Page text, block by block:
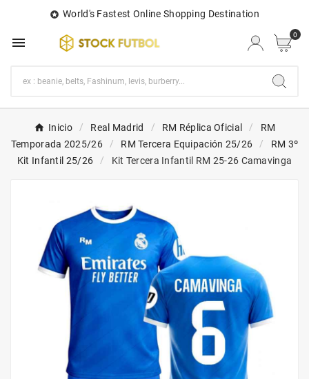
 World's Fastest Online Shopping Destination
 0
Inicio Real Madrid RM Réplica Oficial
RM
Temporada 2025/26
RM Tercera Equipación 25/26
RM 3º
Kit Infantil 25/26
Kit Tercera Infantil RM 25-26 Camavinga